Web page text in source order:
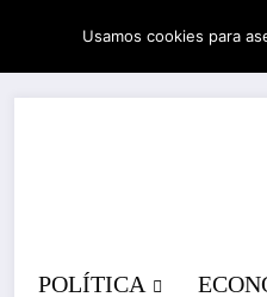
contenido
08/08/2026
POLÍTICA
Usamos cookies para